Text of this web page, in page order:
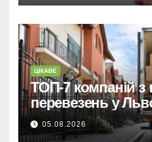
ЦІКАВЕ
ТОП-7 компаній з
перевезень у
05.08.2026